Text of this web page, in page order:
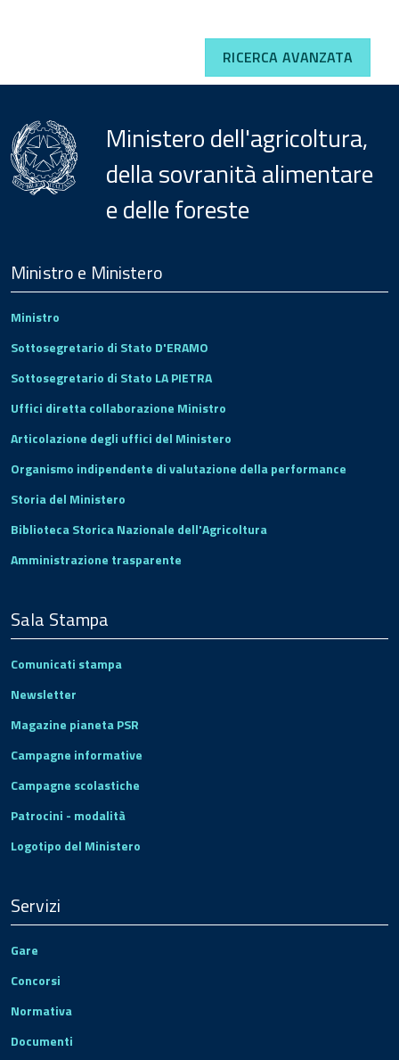
RICERCA AVANZATA
Ministero dell'agricoltura,
della sovranità alimentare
e delle foreste
Footer
Ministro e Ministero
Ministro
Sottosegretario di Stato D'ERAMO
Sottosegretario di Stato LA PIETRA
Uffici diretta collaborazione Ministro
Articolazione degli uffici del Ministero
Organismo indipendente di valutazione della performance
Storia del Ministero
Biblioteca Storica Nazionale dell'Agricoltura
Amministrazione trasparente
Sala Stampa
Comunicati stampa
Newsletter
Magazine pianeta PSR
Campagne informative
Campagne scolastiche
Patrocini - modalità
Logotipo del Ministero
Servizi
Gare
Concorsi
Normativa
Documenti